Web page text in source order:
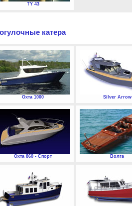
TY 43
катера
Охта 1000 Silver Arrow
Охта 860 - Спорт Волга